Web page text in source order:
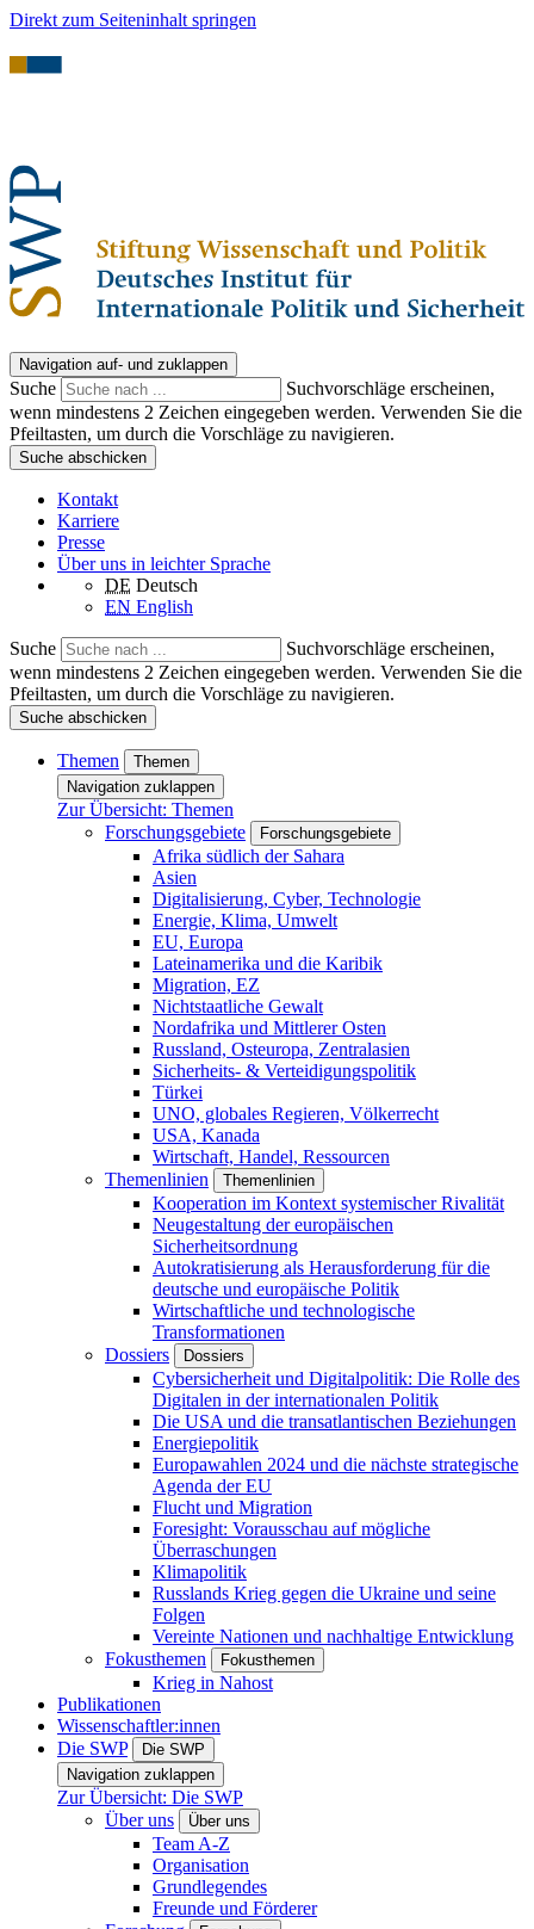
Direkt zum Seiteninhalt springen
Navigation auf- und zuklappen
Suche
Suchvorschläge erscheinen,
wenn mindestens 2 Zeichen eingegeben werden. Verwenden Sie die
Pfeiltasten, um durch die Vorschläge zu navigieren.
Suche abschicken
Kontakt
Karriere
Presse
Über uns in leichter Sprache
DE Deutsch
EN English
Suche
Suchvorschläge erscheinen,
wenn mindestens 2 Zeichen eingegeben werden. Verwenden Sie die
Pfeiltasten, um durch die Vorschläge zu navigieren.
Suche abschicken
Themen
Themen
Navigation zuklappen
Zur Übersicht: Themen
Forschungsgebiete
Forschungsgebiete
Afrika südlich der Sahara
Asien
Digitalisierung, Cyber, Technologie
Energie, Klima, Umwelt
EU, Europa
Lateinamerika und die Karibik
Migration, EZ
Nichtstaatliche Gewalt
Nordafrika und Mittlerer Osten
Russland, Osteuropa, Zentralasien
Sicherheits- & Verteidigungspolitik
Türkei
UNO, globales Regieren, Völkerrecht
USA, Kanada
Wirtschaft, Handel, Ressourcen
Themenlinien
Themenlinien
Kooperation im Kontext systemischer Rivalität
Neugestaltung der europäischen
Sicherheitsordnung
Autokratisierung als Herausforderung für die
deutsche und europäische Politik
Wirtschaftliche und technologische
Transformationen
Dossiers
Dossiers
Cybersicherheit und Digitalpolitik: Die Rolle des
Digitalen in der internationalen Politik
Die USA und die transatlantischen Beziehungen
Energiepolitik
Europawahlen 2024 und die nächste strategische
Agenda der EU
Flucht und Migration
Foresight: Vorausschau auf mögliche
Überraschungen
Klimapolitik
Russlands Krieg gegen die Ukraine und seine
Folgen
Vereinte Nationen und nachhaltige Entwicklung
Fokusthemen
Fokusthemen
Krieg in Nahost
Publikationen
Wissenschaftler:innen
Die SWP
Die SWP
Navigation zuklappen
Zur Übersicht: Die SWP
Über uns
Über uns
Team A-Z
Organisation
Grundlegendes
Freunde und Förderer